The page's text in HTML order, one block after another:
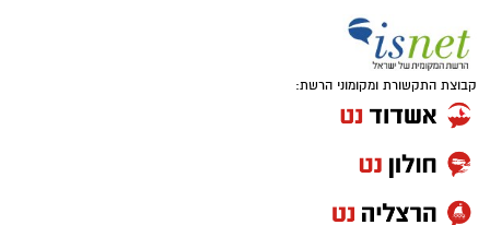
קבוצת התקשורת ומקומוני הרשת: